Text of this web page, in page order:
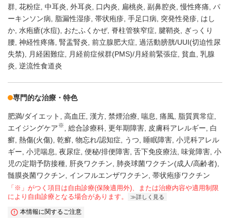
群 花粉症 中耳炎 外耳炎 口内炎 扁桃炎 副鼻腔炎 慢性疼痛 パ
ーキンソン病
脂漏性湿疹 帯状疱疹 手足口病 突発性発疹 はし
か 水疱瘡(水痘) おたふくかぜ 脊柱管狭窄症 腱鞘炎
ぎっくり
腰 神経性疼痛 腎盂腎炎 前立腺肥大症 過活動膀胱/UUI(切迫性尿
失禁)
月経困難症 月経前症候群(PMS)/月経前緊張症 貧血
乳腺
炎 逆流性食道炎
専門的な治療・特色
肥満/ダイエット 高血圧 漢方 禁煙治療 喘息 痛風
脂質異常症
エイジングケア※ 総合診療科 更年期障害 皮膚科アレルギー
白
癬 熱傷(火傷) 乾癬 物忘れ/認知症 うつ 睡眠障害 小児科アレル
ギー 小児喘息 夜尿症 便秘/排便障害 舌下免疫療法 味覚障害 小
児の定期予防接種
肝炎ワクチン
肺炎球菌ワクチン(成人/高齢者)
髄膜炎菌ワクチン
インフルエンザワクチン 帯状疱疹ワクチン
「※」がつく項目は自由診療(保険適用外)、または治療内容や適用制限
により自由診療となる場合があります。
詳しく見る
本情報に関するご注意